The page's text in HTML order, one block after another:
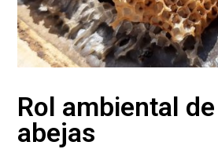
Rol ambiental
abejas